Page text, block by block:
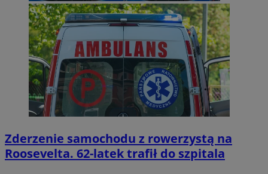
Zderzenie samochodu z rowerzystą na
Roosevelta. 62-latek trafił do szpitala